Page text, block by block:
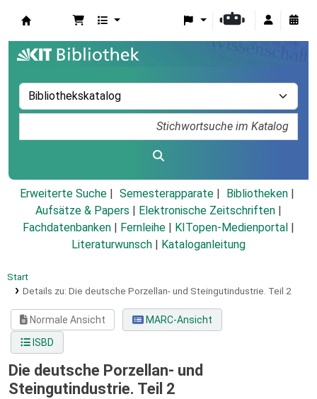
Erweiterte Suche Semesterapparate
Bibliotheken
Aufsätze & Papers
Elektronische Zeitschriften
Fachdatenbanken
Fernleihe KITopen-Medienportal
Literaturwunsch
Kataloganleitung
Start
Details zu: Die deutsche Porzellan- und Steingutindustrie. Teil 2
Normale Ansicht
MARC-Ansicht
ISBD
Die deutsche Porzellan- und
Steingutindustrie. Teil 2